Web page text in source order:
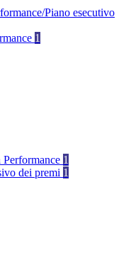
Piano esecutivo
1
1
dei premi 1